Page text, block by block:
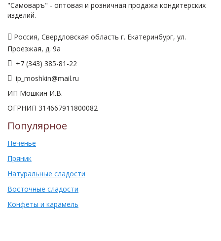
"Самоваръ" - оптовая и розничная продажа кондитерских
изделий.
Россия, Свердловская область г. Екатеринбург, ул.
Проезжая, д. 9а
+7 (343) 385-81-22
ip_moshkin@mail.ru
ИП Мошкин И.В.
ОГРНИП 314667911800082
Популярное
Печенье
Пряник
Натуральные сладости
Восточные сладости
Конфеты и карамель